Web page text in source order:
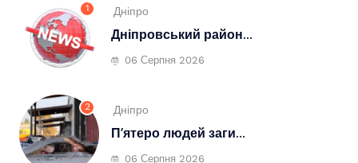
1 Дніпро
Дніпровський район...
06 Серпня 2026
2 Дніпро
П’ятеро людей заги...
06 Серпня 2026